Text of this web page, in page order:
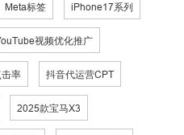
Meta标签 iPhone17系列
视频优化推广
率 抖音代运营CPT
2025款宝马X3